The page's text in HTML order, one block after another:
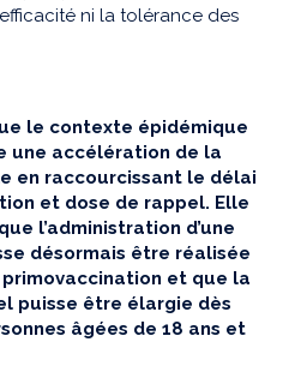
ni la tolérance des
le contexte épidémique
une accélération de la
en raccourcissant le délai
et dose de rappel. Elle
l’administration d’une
désormais être réalisée
et que la
puisse être élargie dès
âgées de 18 ans et